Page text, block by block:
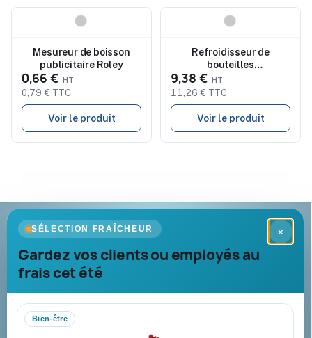
Mesureur de boisson
publicitaire Roley
0,66 €
0,79 € TTC
Voir le produit
Refroidisseur de
bouteilles
personnalisable Nohan
9,38 €
11,26 € TTC
Voir le produit
×
SÉLECTION FRAÎCHEUR
Gardez vos clients ou employés au
frais cet été
Bien-être
Goodies Pub France
Objets publicitaires · par Promenoch
Votre partenaire B2B pour les goodies et cadeaux d’affaires
collectivités et administrations.
Mandat administratif & Chorus Pro